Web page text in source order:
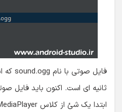
ثانیه ای است. اکنون باید فایل